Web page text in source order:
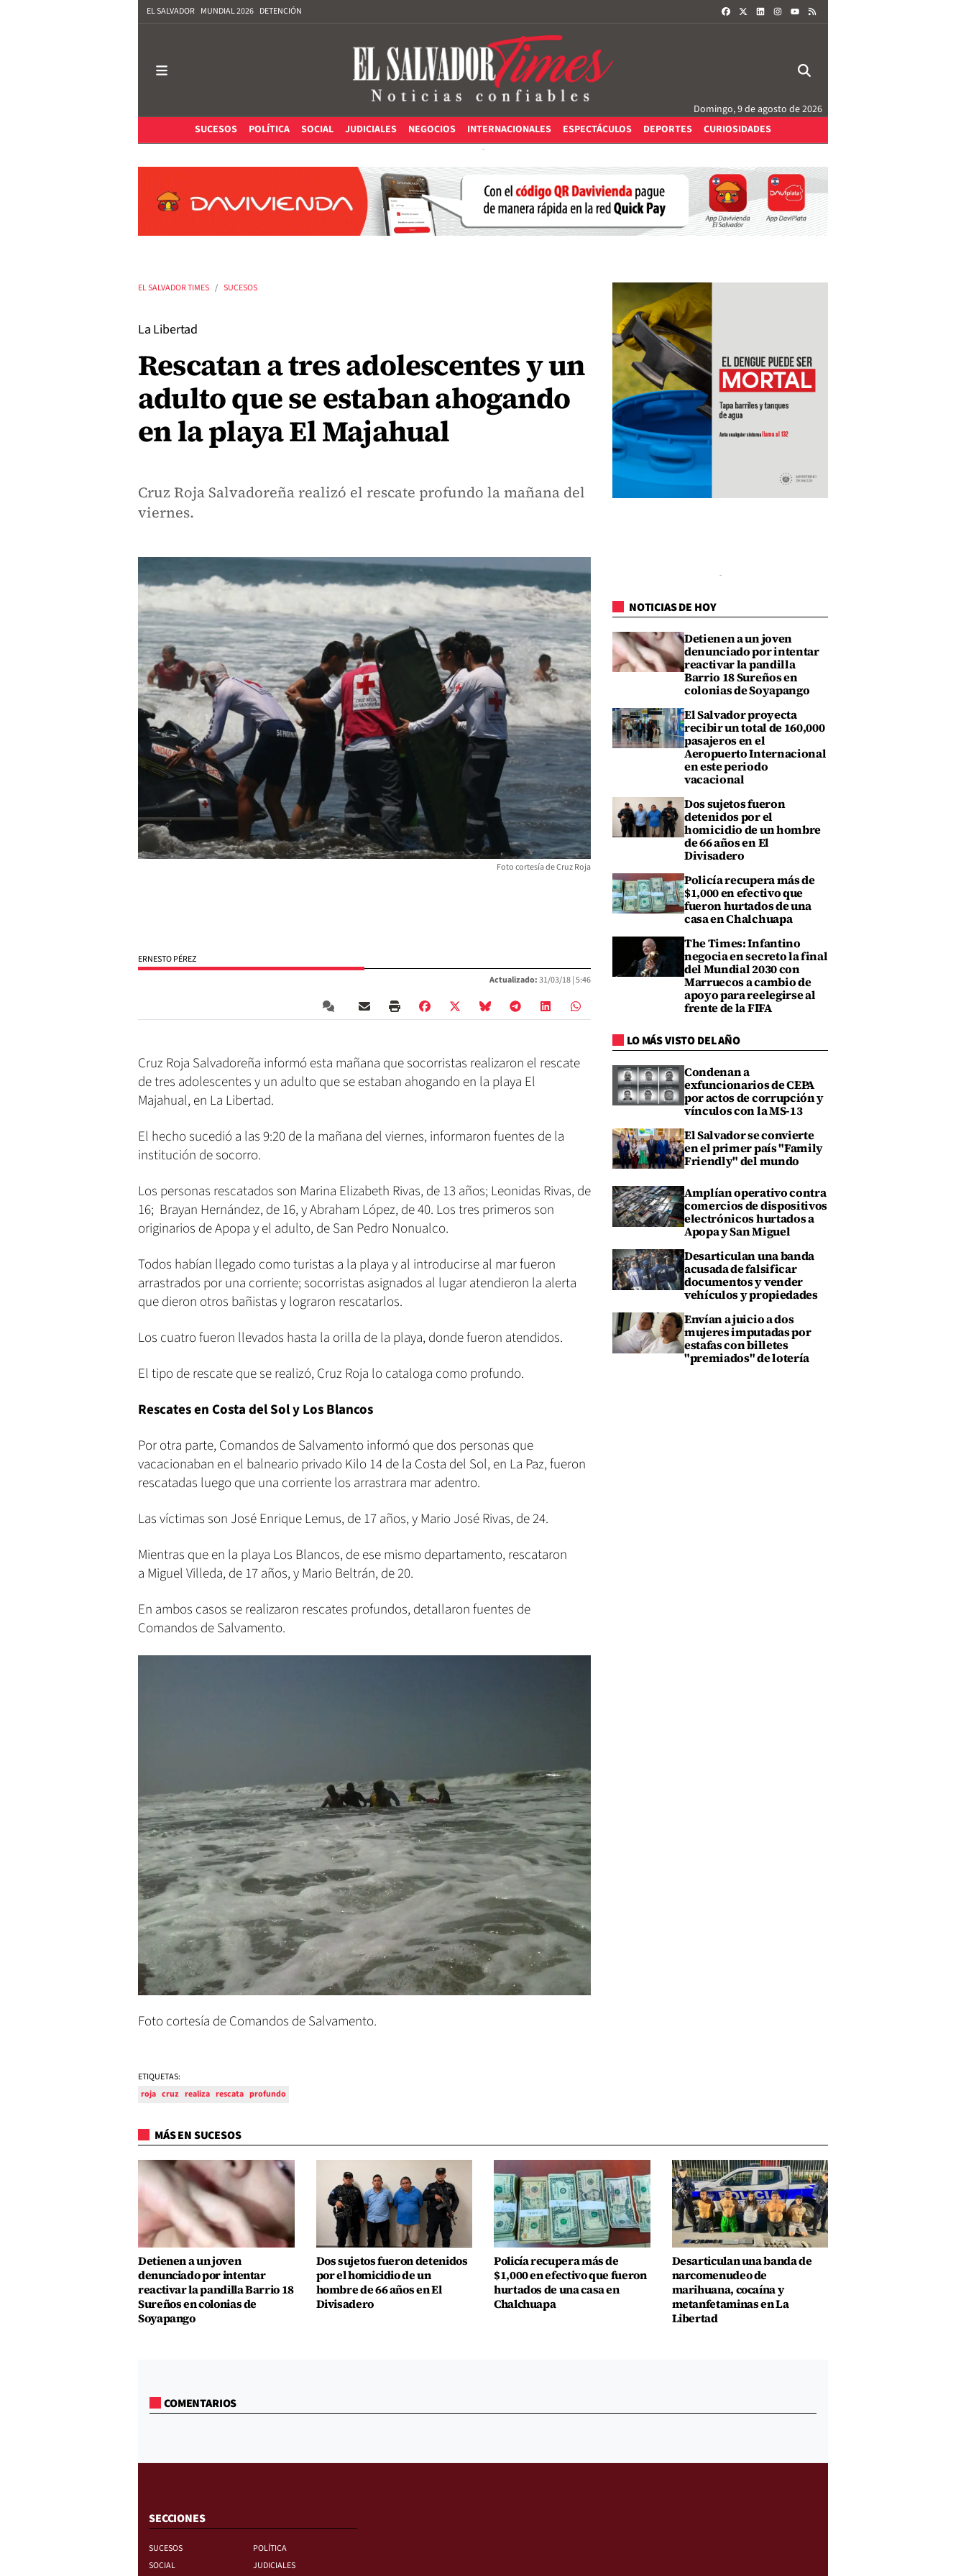
EL SALVADOR MUNDIAL 2026 DETENCIÓN FACEBOOKLINKEDININSTAGRAM
Domingo, 9 de agosto de 2026
SUCESOS
POLÍTICA SOCIAL JUDICIALES NEGOCIOS INTERNACIONALES ESPECTÁCULOS DEPORTES CURIOSIDADES
EL SALVADOR TIMES SUCESOS
La Libertad
Rescatan a tres adolescentes y un
adulto que se estaban ahogando
en la playa El Majahual
Cruz Roja Salvadoreña realizó el rescate profundo la mañana del
viernes.
Foto cortesía de Cruz Roja
ERNESTO PÉREZ
Actualizado:31/03/18 |5:46
Cruz Roja Salvadoreña informó esta mañana que socorristas realizaron el rescate
de tres adolescentes y un adulto que se estaban ahogando en la playa El
Majahual, en La Libertad.
El hecho sucedió a las 9:20 de la mañana del viernes, informaron fuentes de la
institución de socorro.
Los personas rescatados son Marina Elizabeth Rivas, de 13 años; Leonidas Rivas, de
16; Brayan Hernández, de 16, y Abraham López, de 40. Los tres primeros son
originarios de Apopa y el adulto, de San Pedro Nonualco.
Todos habían llegado como turistas a la playa y al introducirse al mar fueron
arrastrados por una corriente; socorristas asignados al lugar atendieron la alerta
que dieron otros bañistas y lograron rescatarlos.
Los cuatro fueron llevados hasta la orilla de la playa, donde fueron atendidos.
El tipo de rescate que se realizó, Cruz Roja lo cataloga como profundo.
Rescates en Costa del Sol y Los Blancos
Por otra parte, Comandos de Salvamento informó que dos personas que
vacacionaban en el balneario privado Kilo 14 de la Costa del Sol, en La Paz, fueron
rescatadas luego que una corriente los arrastrara mar adentro.
Las víctimas son José Enrique Lemus, de 17 años, y Mario José Rivas, de 24.
Mientras que en la playa Los Blancos, de ese mismo departamento, rescataron
a Miguel Villeda, de 17 años, y Mario Beltrán, de 20.
En ambos casos se realizaron rescates profundos, detallaron fuentes de
Comandos de Salvamento.
Foto cortesía de Comandos de Salvamento.
ETIQUETAS:
roja cruz realiza rescata profundo
NOTICIAS DE HOY
Detienen a un joven
denunciado por intentar
reactivar la pandilla
Barrio 18 Sureños en
colonias de Soyapango
El Salvador proyecta
recibir un total de 160,000
pasajeros en el
Aeropuerto Internacional
en este periodo
vacacional
Dos sujetos fueron
detenidos por el
homicidio de un hombre
de 66 años en El
Divisadero
Policía recupera más de
$1,000 en efectivo que
fueron hurtados de una
casa en Chalchuapa
The Times: Infantino
negocia en secreto la final
del Mundial 2030 con
Marruecos a cambio de
apoyo para reelegirse al
frente de la FIFA
LO MÁS VISTO DEL AÑO
Condenan a
exfuncionarios de CEPA
por actos de corrupción y
vínculos con la MS-13
El Salvador se convierte
en el primer país "Family
Friendly" del mundo
Amplían operativo contra
comercios de dispositivos
electrónicos hurtados a
Apopa y San Miguel
Desarticulan una banda
acusada de falsificar
documentos y vender
vehículos y propiedades
Envían a juicio a dos
mujeres imputadas por
estafas con billetes
"premiados" de lotería
MÁS EN SUCESOS
Detienen a un joven
denunciado por intentar
reactivar la pandilla Barrio 18
Sureños en colonias de
Soyapango
Dos sujetos fueron detenidos
por el homicidio de un
hombre de 66 años en El
Divisadero
Policía recupera más de
$1,000 en efectivo que fueron
hurtados de una casa en
Chalchuapa
Desarticulan una banda de
narcomenudeo de
marihuana, cocaína y
metanfetaminas en La
Libertad
COMENTARIOS
SECCIONES
SUCESOS
POLÍTICA
SOCIAL
JUDICIALES